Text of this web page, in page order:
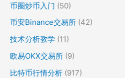
币圈炒币入门 (50)
币安Binance交易所 (42)
技术分析教学 (11)
欧易OKX交易所 (9)
比特币行情分析 (917)